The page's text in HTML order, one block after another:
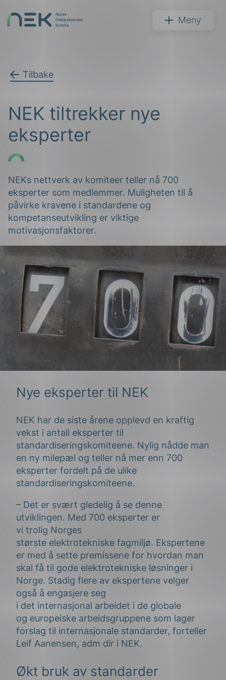
NEK Meny
Tilbake
NEK tiltrekker nye
eksperter
NEKs nettverk av komiteer teller nå 700
eksperter som medlemmer. Muligheten til å
påvirke kravene i standardene og
kompetanseutvikling er viktige
motivasjonsfaktorer.
Nye eksperter til NEK
NEK har de siste årene opplevd en kraftig
vekst i antall eksperter til
standardiseringskomiteene. Nylig nådde man
en ny milepæl og teller nå mer enn 700
eksperter fordelt på de ulike
standardiseringskomiteene.
– Det er svært gledelig å se denne
utviklingen. Med 700 eksperter er
vi trolig Norges
største elektrotekniske fagmiljø. Ekspertene
er med å sette premissene for hvordan man
skal få til gode elektrotekniske løsninger i
Norge. Stadig flere av ekspertene velger
også å engasjere seg
i det internasjonal arbeidet i de globale
og europeiske arbeidsgruppene som lager
forslag til internasjonale standarder, forteller
Leif Aanensen, adm dir i NEK.
Økt bruk av standarder